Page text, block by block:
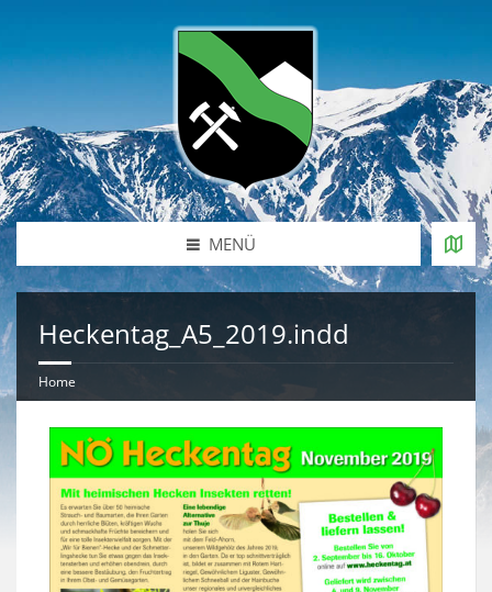
MENÜ
Heckentag_A5_2019.indd
Home